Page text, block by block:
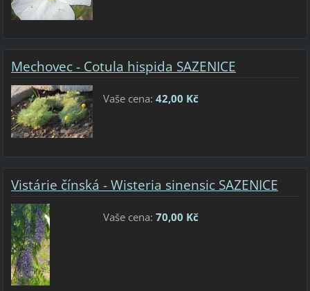
Mechovec - Cotula hispida SAZENICE
Vaše cena: 42,00 Kč
Vistárie čínská - Wisteria sinensic SAZENICE
Vaše cena: 70,00 Kč